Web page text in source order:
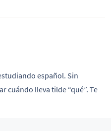
español. Sin
cuándo lleva tilde “qué”. Te